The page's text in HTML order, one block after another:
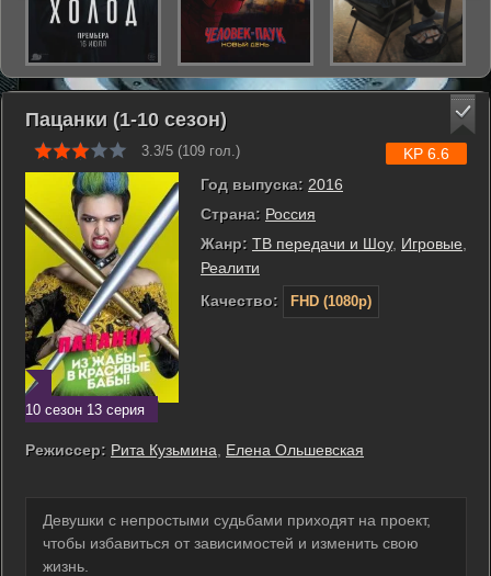
Пацанки (1-10 сезон)
3.3/5 (109 гол.)
10 сезон 13 серия
Год выпуска: 2016
Страна: Россия
Жанр: ТВ передачи и Шоу, Игровые
Реалити
Качество:
FHD (1080p)
KP 6.6
Режиссер: Рита Кузьмина Елена Ольшевская
Девушки с непростыми судьбами приходят на проект,
чтобы избавиться от зависимостей и изменить свою
жизнь.